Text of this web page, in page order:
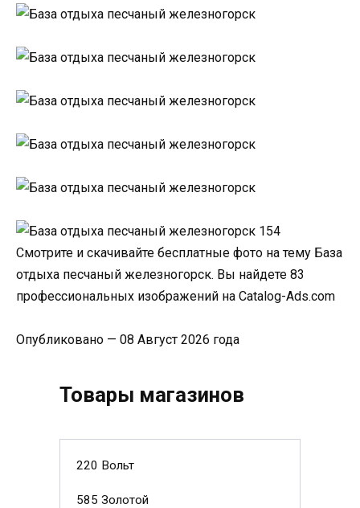
Смотрите и скачивайте бесплатные фото на тему База
отдыха песчаный железногорск. Вы найдете 83
профессиональных изображений на Catalog-Ads.com
Опубликовано — 08 Август 2026 года
Товары магазинов
220 Вольт
585 Золотой